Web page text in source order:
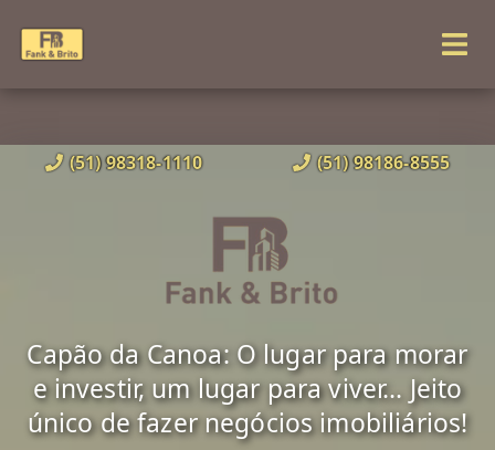
(51) 98318-1110 (51) 98186-8555
Capão da Canoa: O lugar para morar
e investir, um lugar para viver... Jeito
único de fazer negócios imobiliários!